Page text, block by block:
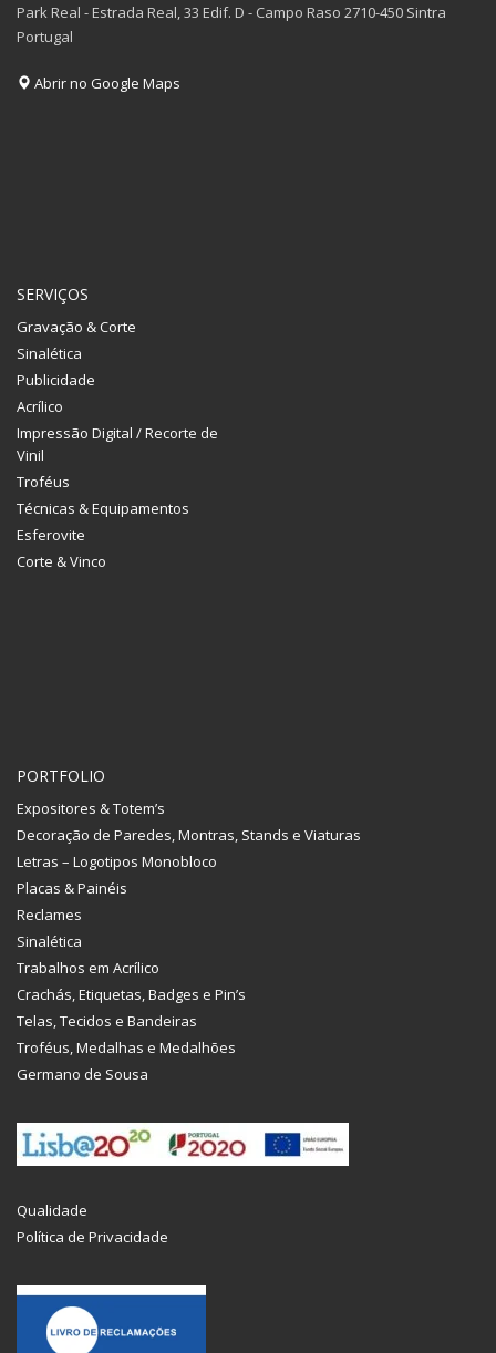
Park Real - Estrada Real, 33 Edif. D - Campo Raso 2710-450 Sintra
Portugal
Abrir no Google Maps
SERVIÇOS
Gravação & Corte
Sinalética
Publicidade
Acrílico
Impressão Digital / Recorte de
Vinil
Troféus
Técnicas & Equipamentos
Esferovite
Corte & Vinco
PORTFOLIO
Expositores & Totem’s
Decoração de Paredes, Montras, Stands e Viaturas
Letras – Logotipos Monobloco
Placas & Painéis
Reclames
Sinalética
Trabalhos em Acrílico
Crachás, Etiquetas, Badges e Pin’s
Telas, Tecidos e Bandeiras
Troféus, Medalhas e Medalhões
Germano de Sousa
Qualidade
Política de Privacidade